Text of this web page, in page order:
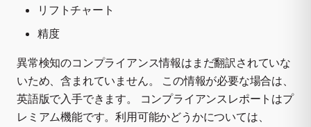
リフトチャート
精度
異常検知のコンプライアンス情報はまだ翻訳されていな
いため、含まれていません。 この情報が必要な場合は、
英語版で入手できます。 コンプライアンスレポートはプ
レミアム機能です。利用可能かどうかについては、